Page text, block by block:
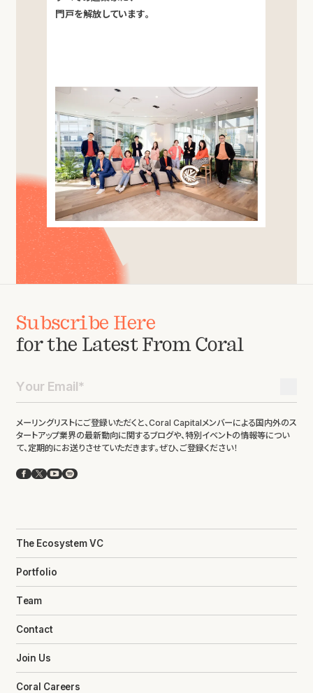
門戸を解放しています。
Subscribe Here
for the Latest From Coral
メーリングリストにご登録いただくと、Coral Capitalメンバーによる国内外のス
タートアップ業界の最新動向に関するブログや、特別イベントの情報等につい
て、定期的にお送りさせていただきます。ぜひ、ご登録ください！
Facebook
X YouTube
Spotify
The Ecosystem VC
Portfolio
Team
Contact
Join Us
Coral Careers